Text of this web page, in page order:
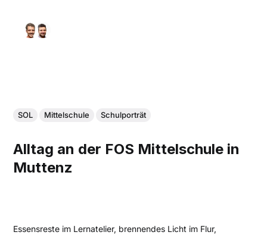
SOL Mittelschule Schulporträt
Alltag an der FOS Mittelschule in
Muttenz
Essensreste im Lernatelier, brennendes Licht im Flur,